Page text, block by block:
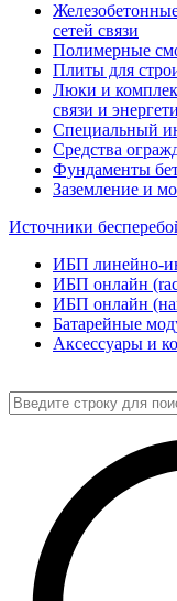
сетей связи
Полимерные
Плиты для
Люки и
связи и
Специальный
Средства
Фундаменты
Заземление и
Источники
ИБП линейно-
ИБП онлайн
ИБП онлайн
Батарейные
Аксессуары и